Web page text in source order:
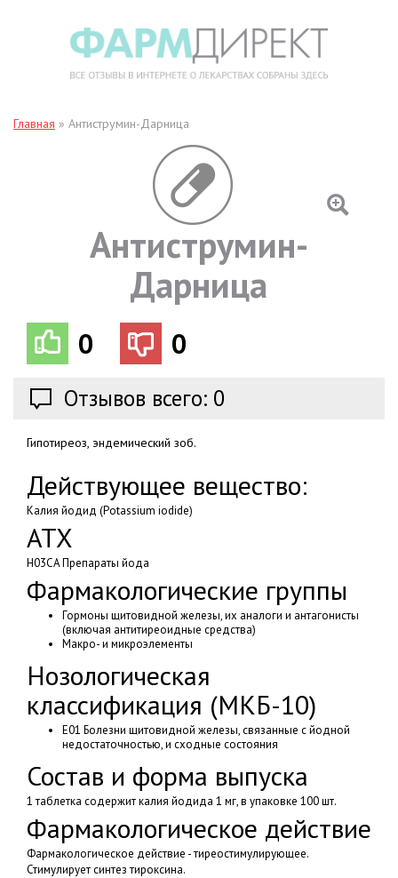
Главная » Антиструмин-Дарница
Антиструмин-
Дарница
0 0
Отзывов всего: 0
Гипотиреоз, эндемический зоб.
Действующее вещество:
Калия йодид (Potassium iodide)
АТХ
H03CA Препараты йода
Фармакологические группы
Гормоны щитовидной железы, их аналоги и антагонисты
(включая антитиреоидные средства)
Макро- и микроэлементы
Нозологическая
классификация (МКБ-10)
E01 Болезни щитовидной железы, связанные с йодной
недостаточностью, и сходные состояния
Состав и форма выпуска
1 таблетка содержит калия йодида 1 мг, в упаковке 100 шт.
Фармакологическое действие
Фармакологическое действие - тиреостимулирующее.
Стимулирует синтез тироксина.